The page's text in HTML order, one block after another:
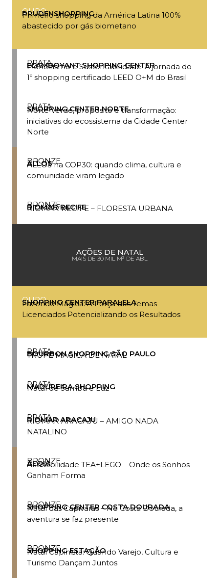
OURO
PRUDENSHOPPING
Primeiro shopping da América Latina 100%
abastecido por gás biometano
PRATA
FLAMBOYANT SHOPPING CENTER
Pioneirismo e Sustentabilidade: A jornada do
1º shopping certificado LEED O+M do Brasil
PRATA
SHOPPING CENTER NORTE
Norte Verde, propósito e transformação:
iniciativas do ecossistema da Cidade Center
Norte
BRONZE
ALLOS
ALLOS na COP30: quando clima, cultura e
comunidade viram legado
BRONZE
RIOMAR RECIFE
RIOMAR RECIFE – FLORESTA URBANA
AÇÕES DE NATAL
MAIS DE 30 MIL M² DE ABL
OURO
SHOPPING CENTER PARALELA
Fazendo Mágica: A Força dos Temas
Licenciados Potencializando os Resultados
PRATA
BOURBON SHOPPING SÃO PAULO
TRUPE MÁGICA DE NATAL
PRATA
MADUREIRA SHOPPING
Natal de Samba e Luz
PRATA
RIOMAR ARACAJU
RIOMAR ARACAJU – AMIGO NADA
NATALINO
BRONZE
ALQIA
Acessibilidade TEA+LEGO – Onde os Sonhos
Ganham Forma
BRONZE
SHOPPING CENTER COSTA DOURADA
Natal das Capivaras – No Costa Dourada, a
aventura se faz presente
BRONZE
SHOPPING ESTAÇÃO
Natal Capinista: Quando Varejo, Cultura e
Turismo Dançam Juntos